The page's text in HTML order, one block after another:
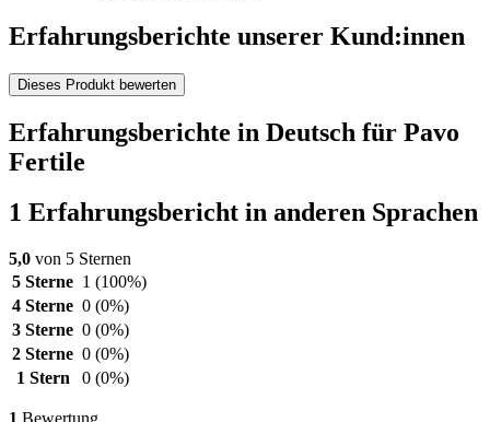
Erfahrungsberichte unserer Kund:innen
Dieses Produkt bewerten
Erfahrungsberichte in Deutsch für Pavo
Fertile
1 Erfahrungsbericht in anderen Sprachen
5,0 von 5 Sternen
5 Sterne 1 (100%)
4 Sterne 0 (0%)
3 Sterne 0 (0%)
2 Sterne 0 (0%)
1 Stern
0 (0%)